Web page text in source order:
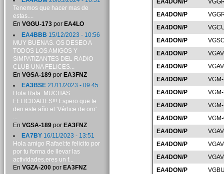
EA4DON/P
EA4DON/P
EA4DON/P
EA4DON/P
EA4DON/P
EA4DON/P
EA4DON/P
EA4DON/P
EA4DON/P
EA4DON/P
EA4DON/P
EA4DON/P
EA4DON/P
EA4DON/P
Tenemos que hacer mas de
estas....
En VGGU-173por EA4LO
EA4BBB 15/12/2023 - 10:56
MUY BUENAS. OS DESEO A
TODOS LOS AMIGOS Y
SIMPATIZANTES DEL RADIO
CLUB UNA FELICES...
En VGSA-189por EA3FNZ
EA3BSE21/11/2023 - 09:45
Hola Rafa. MUCHAS
FELICIDADES!!! Espero que te
den este año el 'Vértice de oro'
...
En VGSA-189por EA3FNZ
EA7BY16/11/2023 - 13:51
Hola amigo Rafael:te felicito por
por tu forma de llevar las
actividades,eres un f...
En VGZA-200por EA3FNZ